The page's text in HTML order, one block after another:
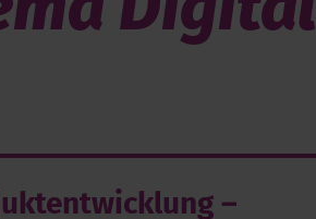
–